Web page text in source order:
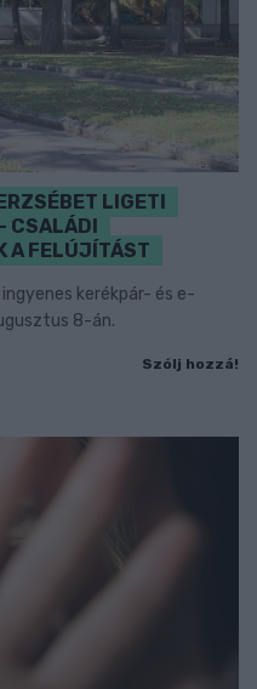
LIGETI
CSALÁDI
A FELÚJÍTÁST
kerékpár- és e-
8-án.
Szólj hozzá!